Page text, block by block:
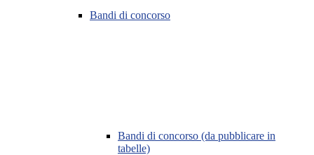
Bandi di concorso
Bandi di concorso (da pubblicare in
tabelle)